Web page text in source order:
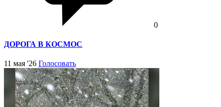
0
ДОРОГА В КОСМОС
11 мая '26 Голосовать